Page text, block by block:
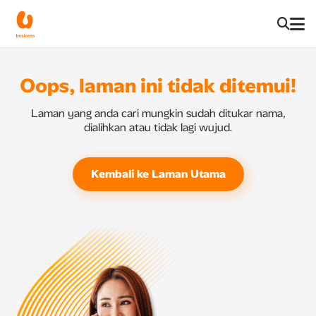
Oops, laman ini tidak ditemui!
Laman yang anda cari mungkin sudah ditukar nama,
dialihkan atau tidak lagi wujud.
Kembali ke Laman Utama